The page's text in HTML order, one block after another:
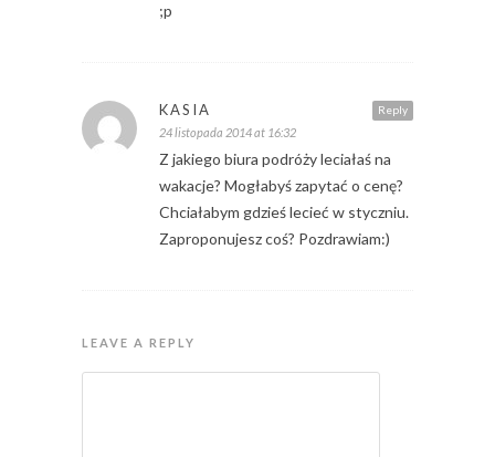
;p
Reply
KASIA
24 listopada 2014 at 16:32
Z jakiego biura podróży leciałaś na
wakacje? Mogłabyś zapytać o cenę?
Chciałabym gdzieś lecieć w styczniu.
Zaproponujesz coś? Pozdrawiam:)
LEAVE A REPLY